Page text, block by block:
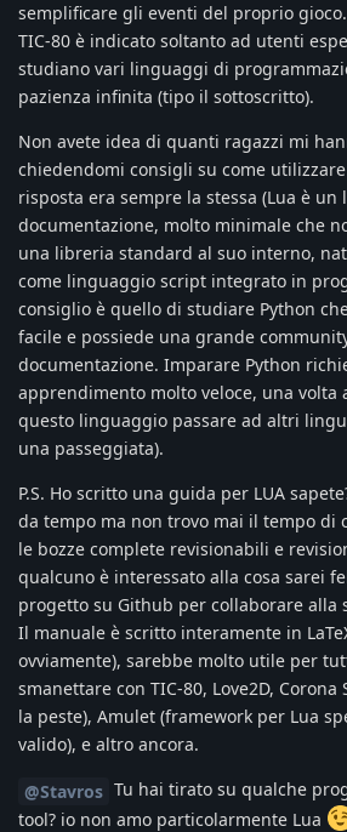
semplificare gli eventi del proprio
TIC-80 è indicato soltanto ad utenti
studiano vari linguaggi di
pazienza infinita (tipo il sottoscritto).
Non avete idea di quanti ragazzi mi
chiedendomi consigli su come
risposta era sempre la stessa (Lua è
documentazione, molto minimale che
una libreria standard al suo interno,
come linguaggio script integrato in
consiglio è quello di studiare Python
facile e possiede una grande
documentazione. Imparare Python
apprendimento molto veloce, una volta
questo linguaggio passare ad altri
una passeggiata).
P.S. Ho scritto una guida per LUA
da tempo ma non trovo mai il tempo di
le bozze complete revisionabili e
qualcuno è interessato alla cosa sarei
progetto su Github per collaborare alla
Il manuale è scritto interamente in
ovviamente), sarebbe molto utile per
smanettare con TIC-80, Love2D, Corona
la peste), Amulet (framework per Lua
valido), e altro ancora.
@Stavros Tu hai tirato su qualche
tool? io non amo particolarmente Lua